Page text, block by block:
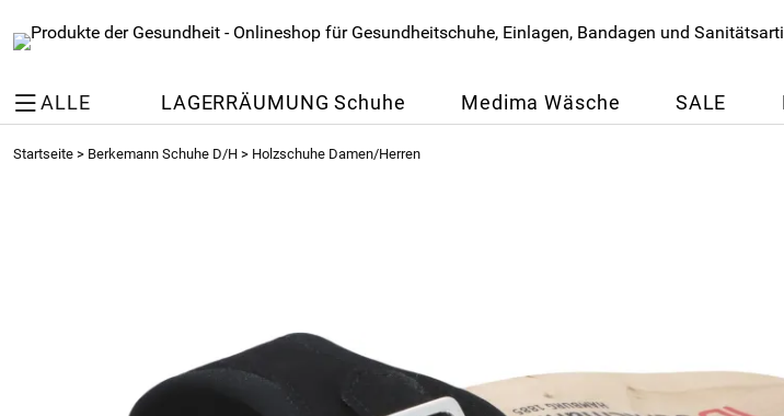
ALLE LAGERRÄUMUNG Schuhe Medima Wäsche SALE
Startseite > Berkemann Schuhe D/H > Holzschuhe Damen/Herren